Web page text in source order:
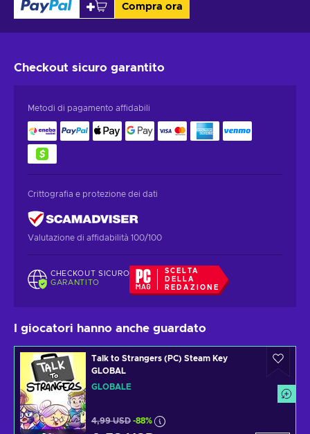
Compra ora
Checkout sicuro garantito
Metodi di pagamento affidabili
Crittografia e protezione dei dati
Valutazione di affidabilità 100/100
CHECKOUT SICURO
GARANTITO
SCELTA
DELLA
REDAZIONE
I giocatori hanno anche guardato
Talk to Strangers (PC) Steam Key
GLOBAL
GLOBALE
4,99 USD -88%